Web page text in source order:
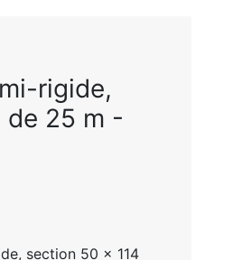
rigide,
de 25 m -
section 50 x 114